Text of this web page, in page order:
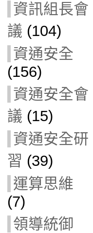
資訊組長會
議 (104)
資通安全
(156)
資通安全會
議 (15)
資通安全研
習 (39)
運算思維
(7)
領導統御